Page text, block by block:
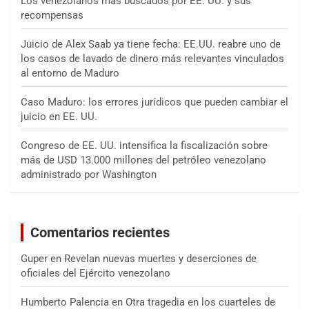
recompensas
Juicio de Alex Saab ya tiene fecha: EE.UU. reabre uno de
los casos de lavado de dinero más relevantes vinculados
al entorno de Maduro
Caso Maduro: los errores jurídicos que pueden cambiar el
juicio en EE. UU.
Congreso de EE. UU. intensifica la fiscalización sobre
más de USD 13.000 millones del petróleo venezolano
administrado por Washington
Comentarios recientes
Guper en Revelan nuevas muertes y deserciones de
oficiales del Ejército venezolano
Humberto Palencia en Otra tragedia en los cuarteles de